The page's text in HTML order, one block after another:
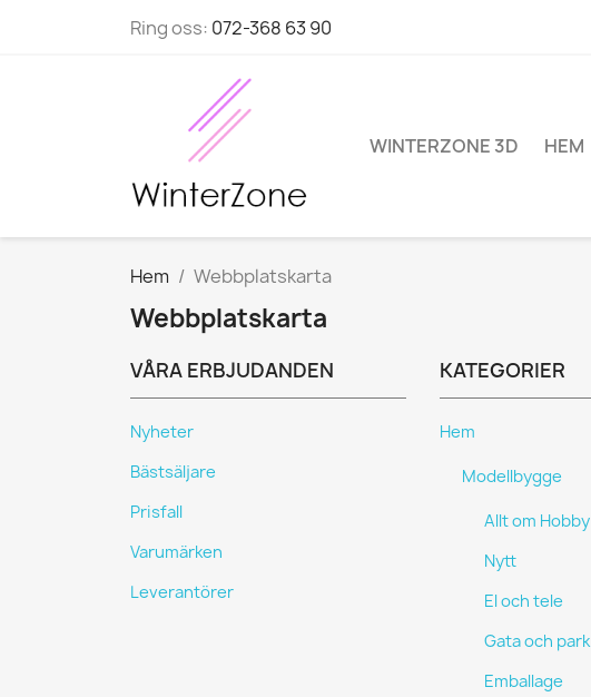
Ring oss: 072-368 63 90
WINTERZONE 3D HEM
Hem Webbplatskarta
Webbplatskarta
VÅRA ERBJUDANDEN
Nyheter
Bästsäljare
Prisfall
Varumärken
Leverantörer
KATEGORIER
Hem
Modellbygge
Allt om Hobby
Nytt
El och tele
Gata och park
Emballage